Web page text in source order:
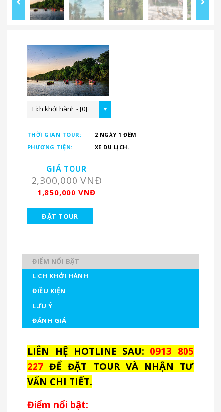
Lịch khởi hành - [0]
THỜI GIAN TOUR:
2 NGÀY 1 ĐÊM
PHƯƠNG TIỆN:
XE DU LỊCH.
GIÁ TOUR
2,300,000 VNĐ
1,850,000 VNĐ
ĐẶT TOUR
ĐIỂM NỔI BẬT
LỊCH KHỞI HÀNH
ĐIỀU KIỆN
LƯU Ý
ĐÁNH GIÁ
LIÊN HỆ HOTLINE SAU: 0913 805
227 ĐỂ ĐẶT TOUR VÀ NHẬN TƯ
VẤN CHI TIẾT.
Điểm nổi bật: